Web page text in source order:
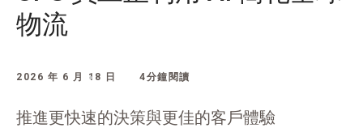
物流
2026 年 6 月 18 日 4分鐘閱讀
推進更快速的決策與更佳的客戶體驗